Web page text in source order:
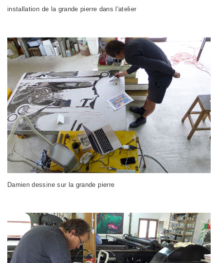
installation de la grande pierre dans l'atelier
Damien dessine sur la grande pierre